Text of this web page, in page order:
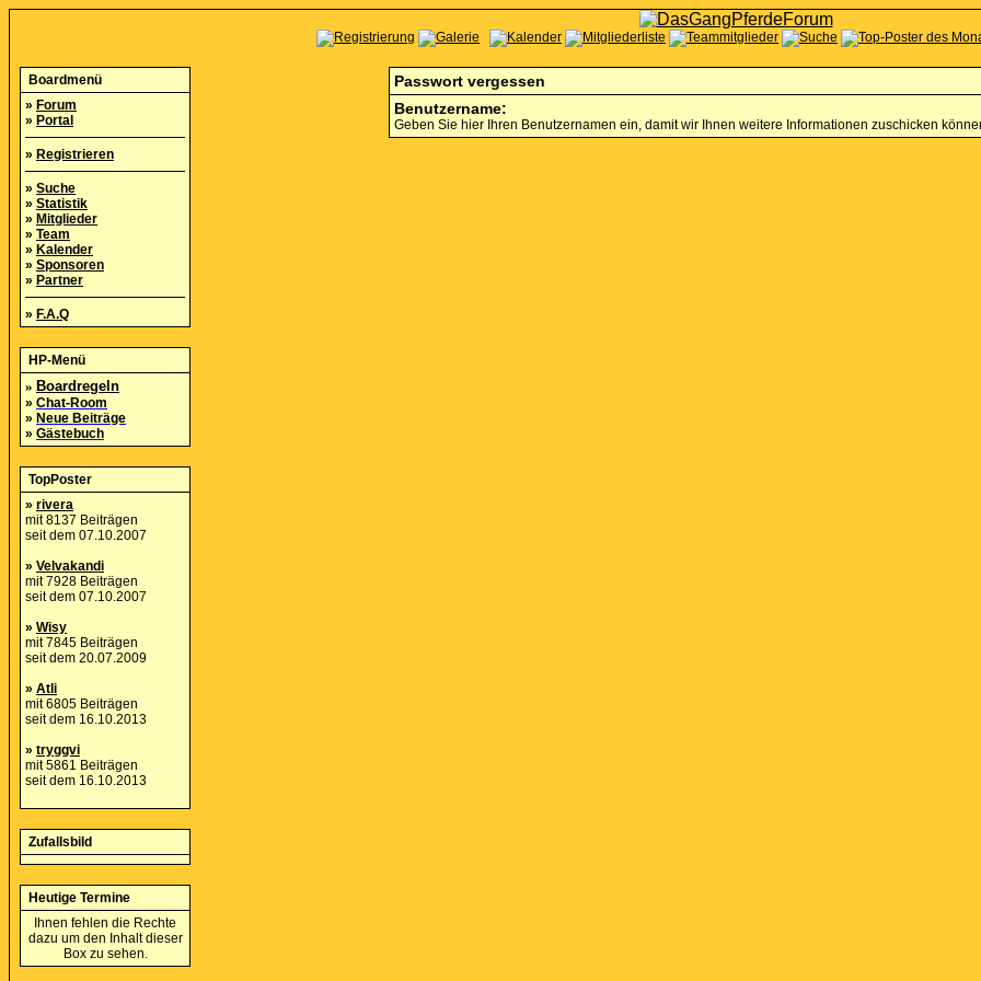
Boardmenü
» Forum
» Portal
» Registrieren
» Suche
» Statistik
» Mitglieder
» Team
» Kalender
» Sponsoren
» Partner
» F.A.Q
HP-Menü
» Boardregeln
» Chat-Room
» Neue Beiträge
» Gästebuch
TopPoster
» rivera
mit 8137 Beiträgen
seit dem 07.10.2007
» Velvakandi
mit 7928 Beiträgen
seit dem 07.10.2007
» Wisy
mit 7845 Beiträgen
seit dem 20.07.2009
» Atli
mit 6805 Beiträgen
seit dem 16.10.2013
» tryggvi
mit 5861 Beiträgen
seit dem 16.10.2013
Zufallsbild
Heutige Termine
Ihnen fehlen die Rechte
dazu um den Inhalt dieser
Box zu sehen.
Passwort vergessen
Benutzername:
Geben Sie hier Ihren Benutzernamen ein, damit wir Ihnen weitere Informationen zuschicken